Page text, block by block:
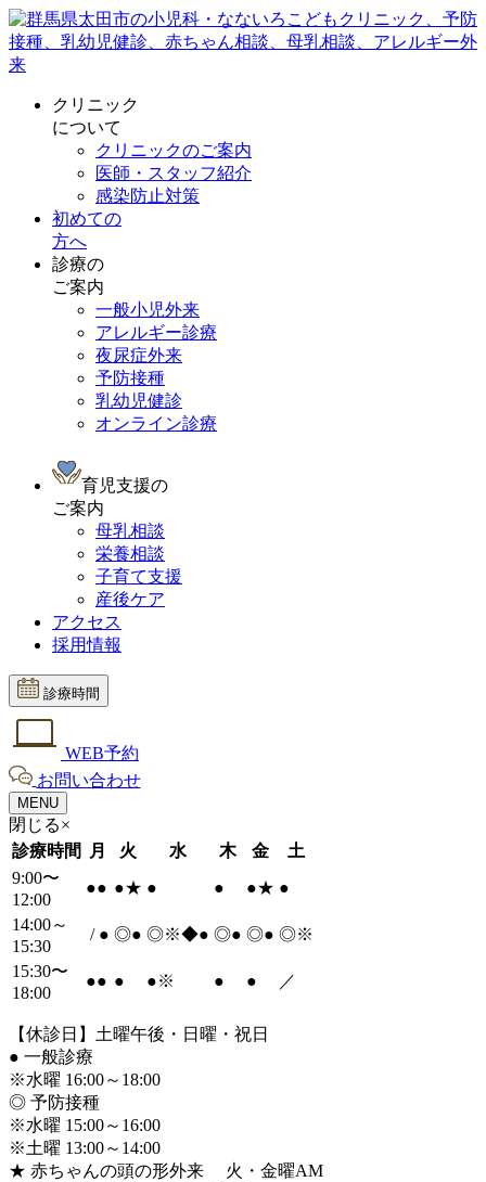
クリニック
について
クリニックのご案内
医師・スタッフ紹介
感染防止対策
初めての
方へ
診療の
ご案内
一般小児外来
アレルギー診療
夜尿症外来
予防接種
乳幼児健診
オンライン診療
育児支援の
ご案内
母乳相談
栄養相談
子育て支援
産後ケア
アクセス
採用情報
診療時間
WEB予約
お問い合わせ
MENU
閉じる×
診療時間
月 火 水 木 金
土
9:00〜
12:00
●● ●★ ● ● ●★ ●
14:00～
15:30
/ ● ◎● ◎※◆● ◎● ◎● ◎※
15:30〜
18:00
●● ● ●※ ● ● ／
【休診日】土曜午後・日曜・祝日
● 一般診療
※水曜 16:00～18:00
◎ 予防接種
※水曜 15:00～16:00
※土曜 13:00～14:00
★ 赤ちゃんの頭の形外来 火・金曜AM